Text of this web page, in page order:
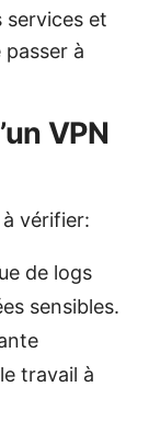
services et
à
VPN
vérifier:
de logs
sensibles.
travail à